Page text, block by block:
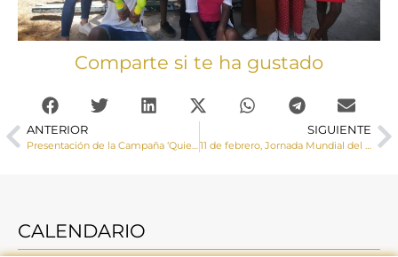
Comparte si te ha gustado
ANTERIOR
Presentación de la Campaña ‘Quien más sufre el maltrato al planeta no eres tú”
SIGUIENTE
11 de febrero, Jornada Mundial del Enfermo: «Acompañar en la soledad”
CALENDARIO